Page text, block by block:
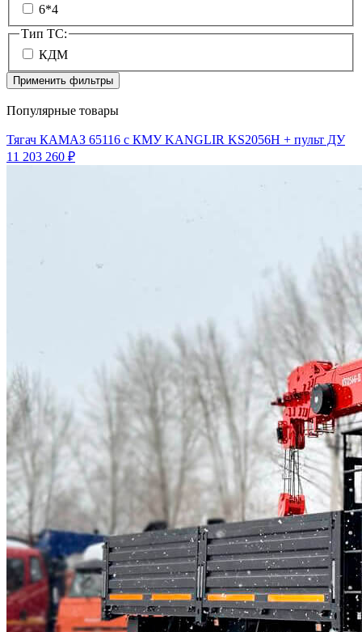
6*4
Тип ТС:
КДМ
Применить фильтры
Популярные товары
Тягач КАМАЗ 65116 с КМУ KANGLIR KS2056H + пульт ДУ
11 203 260 ₽